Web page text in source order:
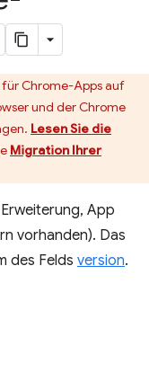
Chrome-Apps auf
und der Chrome
Lesen Sie die
Migration Ihrer
App
vorhanden). Das
des Felds version.